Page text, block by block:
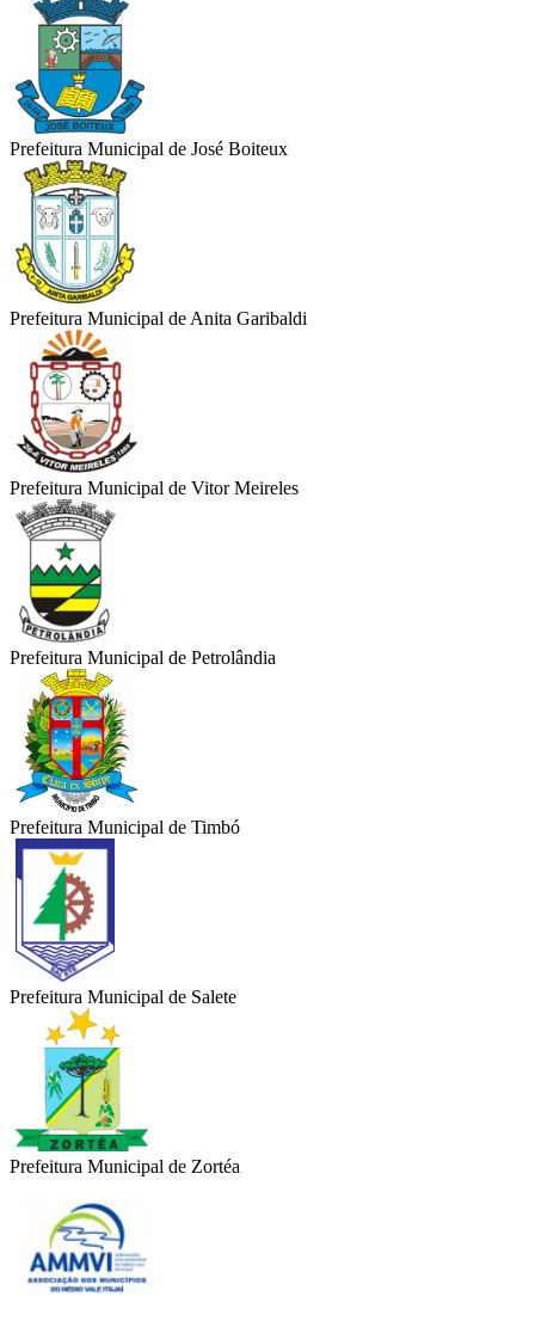
Prefeitura Municipal de José Boiteux
Prefeitura Municipal de Anita Garibaldi
Prefeitura Municipal de Vitor Meireles
Prefeitura Municipal de Petrolândia
Prefeitura Municipal de Timbó
Prefeitura Municipal de Salete
Prefeitura Municipal de Zortéa